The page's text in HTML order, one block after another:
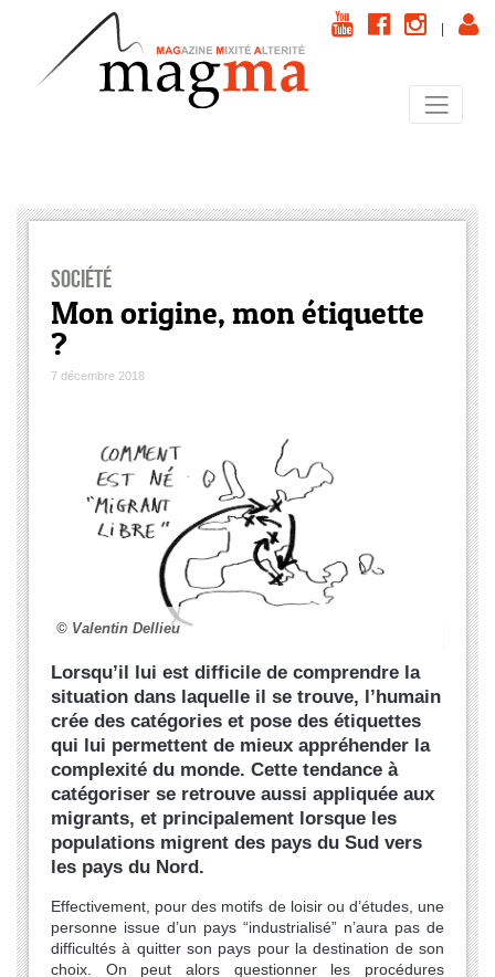
Société
Mon origine, mon étiquette
?
7 décembre 2018
© Valentin Dellieu
Lorsqu’il lui est difficile de comprendre la
situation dans laquelle il se trouve, l’humain
crée des catégories et pose des étiquettes
qui lui permettent de mieux appréhender la
complexité du monde. Cette tendance à
catégoriser se retrouve aussi appliquée aux
migrants, et principalement lorsque les
populations migrent des pays du Sud vers
les pays du Nord.
Effectivement, pour des motifs de loisir ou d’études, une
personne issue d’un pays “industrialisé” n’aura pas de
difficultés à quitter son pays pour la destination de son
choix. On peut alors questionner les procédures